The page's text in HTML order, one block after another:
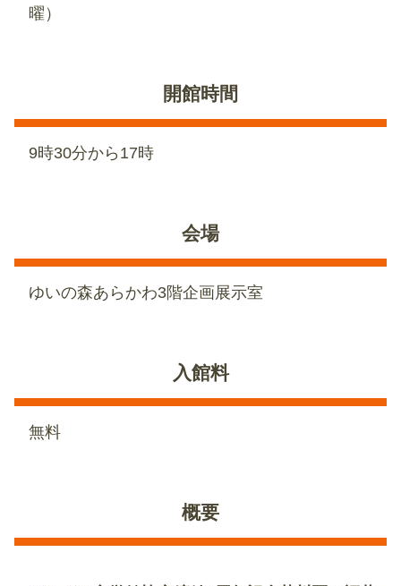
曜）
開館時間
9時30分から17時
会場
ゆいの森あらかわ3階企画展示室
入館料
無料
概要